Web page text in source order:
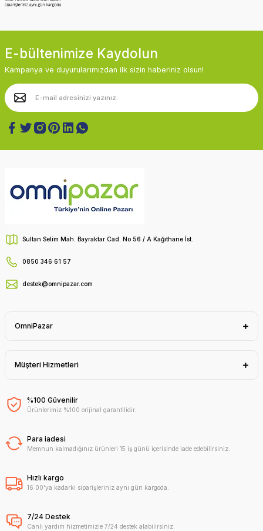
E-bültenimize Kaydolun
Kampanya ve duyurularımızdan ilk sizin haberiniz olsun!
Sultan Selim Mah. Bayraktar Cad. No 56 / A Kağıthane İst.
0850 346 61 57
destek@omnipazar.com
OmniPazar
Müşteri Hizmetleri
%100 Güvenilir
Ürünlerimiz %100 orijinal garantilidir.
Para iadesi
Memnun kalmadığınız ürünleri 15 iş günü içerisinde iade edebilirsiniz.
Hızlı kargo
16:00'ya kadarki siparişleriniz aynı gün kargoda.
7/24 Destek
Canlı yardım hizmetimizle 7/24 destek alabilirsiniz.